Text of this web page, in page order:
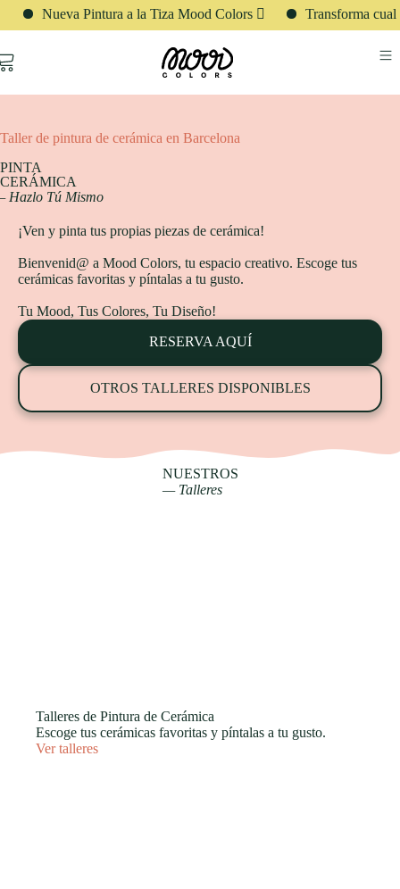
Nueva Pintura a la Tiza Mood Colors 🫟 Transforma
Taller de pintura de cerámica en Barcelona
PINTA
CERÁMICA
Hazlo Tú Mismo
¡Ven y pinta tus propias piezas de cerámica!
Bienvenid@ a Mood Colors, tu espacio creativo. Escoge tus
cerámicas favoritas y píntalas a tu gusto.
Tu Mood, Tus Colores, Tu Diseño!
RESERVA AQUÍ
OTROS TALLERES DISPONIBLES
NUESTROS
— Talleres
Talleres de Pintura de Cerámica
Escoge tus cerámicas favoritas y píntalas a tu gusto.
Ver talleres